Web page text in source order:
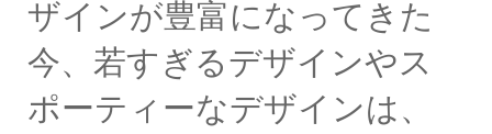
ザインが豊富になってきた
今、若すぎるデザインやス
ポーティーなデザインは、